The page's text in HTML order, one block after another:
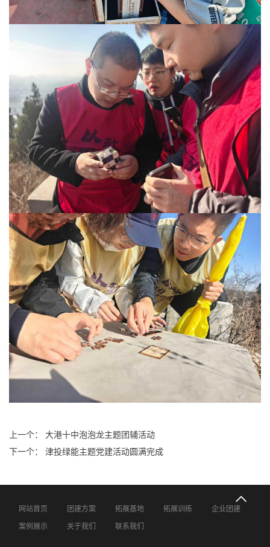
上一个： 大港十中泡泡龙主题团辅活动
下一个： 津投绿能主题党建活动圆满完成
网站首页 团建方案 拓展基地 拓展训练 企业团建
案例展示 关于我们 联系我们